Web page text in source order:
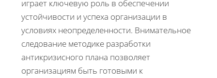
играет ключевую роль в обеспечении
устойчивости и успеха организации в
условиях неопределенности. Внимательное
следование методике разработки
антикризисного плана позволяет
организациям быть готовыми к